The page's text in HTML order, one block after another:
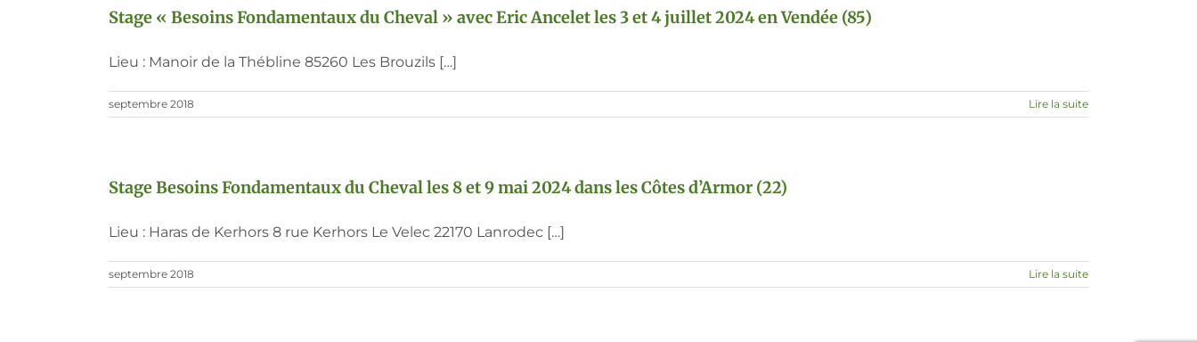
Stage « Besoins Fondamentaux du Cheval » avec Eric Ancelet les 3 et 4 juillet 2024 en Vendée (85)
Lieu : Manoir de la Thébline 85260 Les Brouzils […]
septembre 2018 Lire la suite
Stage Besoins Fondamentaux du Cheval les 8 et 9 mai 2024 dans les Côtes d’Armor (22)
Lieu : Haras de Kerhors 8 rue Kerhors Le Velec 22170 Lanrodec […]
septembre 2018 Lire la suite